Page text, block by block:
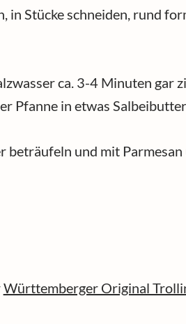
in Stücke schneiden, rund
ca. 3-4 Minuten gar
Pfanne in etwas
beträufeln und mit
Württemberger Original